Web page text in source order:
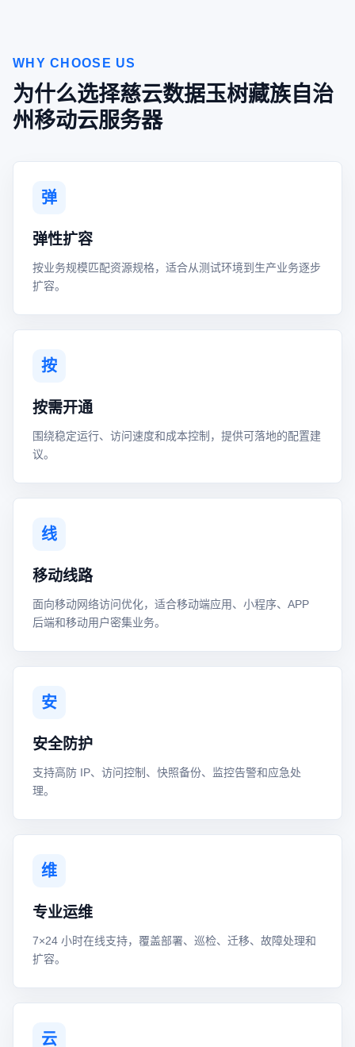
WHY CHOOSE US
为什么选择慈云数据玉树藏族自治
州移动云服务器
弹
弹性扩容
按业务规模匹配资源规格，适合从测试环境到生产业务逐步
扩容。
按
按需开通
围绕稳定运行、访问速度和成本控制，提供可落地的配置建
议。
线
移动线路
面向移动网络访问优化，适合移动端应用、小程序、APP
后端和移动用户密集业务。
安
安全防护
支持高防 IP、访问控制、快照备份、监控告警和应急处
理。
维
专业运维
7×24 小时在线支持，覆盖部署、巡检、迁移、故障处理和
扩容。
云